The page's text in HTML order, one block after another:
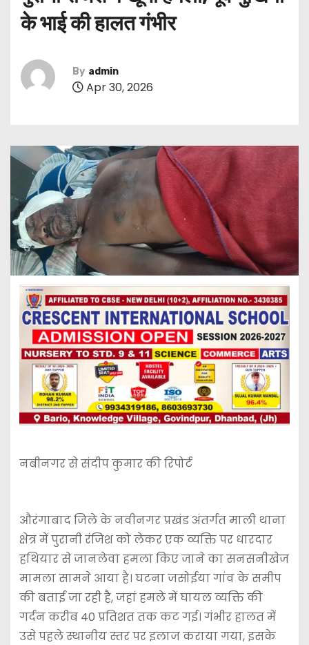
के भाई की हालत गंभीर
By admin
Apr 30, 2026
नबीनगर से संदीप कुमार की रिपोर्ट
औरंगाबाद जिले के नवीनगर प्रखंड अंतर्गत माली थाना
क्षेत्र में पुरानी रंजिश को लेकर एक व्यक्ति पर धारदार
हथियार से जानलेवा हमला किए जाने का सनसनीखेज
मामला सामने आया है। घटना जसोईया गांव के समीप
की बताई जा रही है, जहां हमले में घायल व्यक्ति की
गर्दन करीब 40 प्रतिशत तक कट गई। गंभीर हालत में
उसे पहले स्थानीय स्तर पर इलाज कराया गया, इसके